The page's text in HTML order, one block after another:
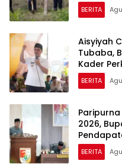
BERITA
Aisyiyah
Tubaba,
Kader
BERITA
Paripurna
2026,
BERITA